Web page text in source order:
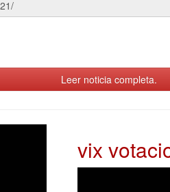
Leer noticia completa.
vix